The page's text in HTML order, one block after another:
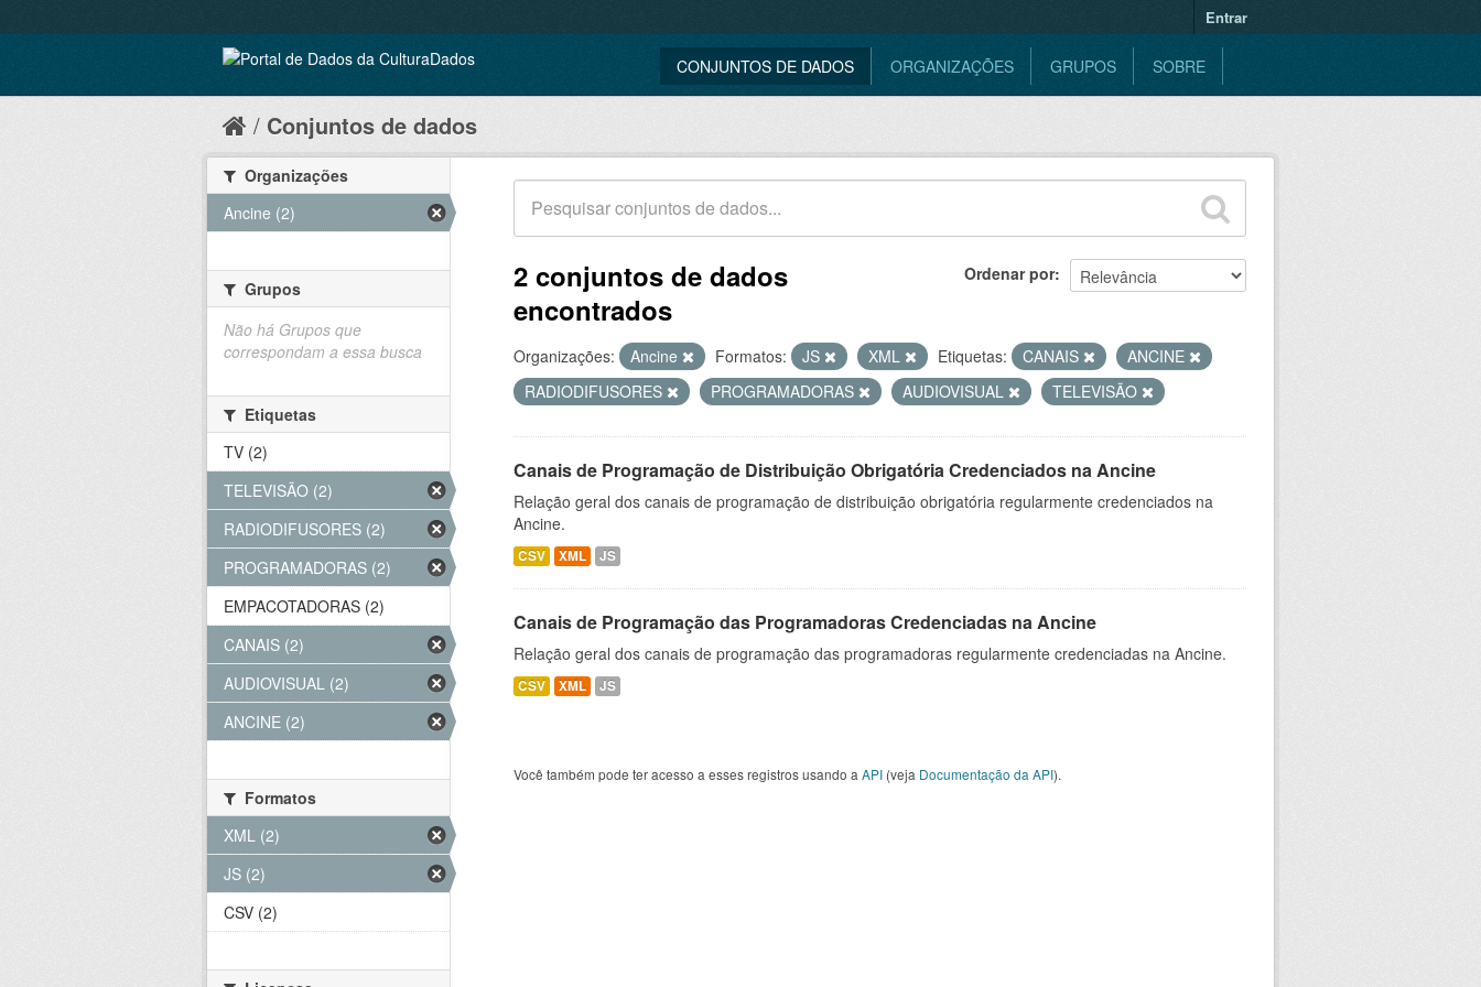
Entrar
CONJUNTOS DE DADOS ORGANIZAÇÕES GRUPOS SOBRE
Conjuntos de dados
Ordenar por
2 conjuntos de dados
encontrados
Organizações: Ancine Formatos: JS XML Etiquetas: CANAIS
ANCINE
RADIODIFUSORES
PROGRAMADORAS AUDIOVISUAL TELEVISÃO
Canais de Programação de Distribuição Obrigatória Credenciados na Ancine
Relação geral dos canais de programação de distribuição obrigatória regularmente credenciados na
Ancine.
CSV XML JS
Canais de Programação das Programadoras Credenciadas na Ancine
Relação geral dos canais de programação das programadoras regularmente credenciadas na Ancine.
CSV XML JS
Você também pode ter acesso a esses registros usando a API (veja Documentação da API).
Organizações
Ancine (2)
Grupos
Não há Grupos que
correspondam a essa busca
Etiquetas
TV (2)
TELEVISÃO (2)
RADIODIFUSORES (2)
PROGRAMADORAS (2)
EMPACOTADORAS (2)
CANAIS (2)
AUDIOVISUAL (2)
ANCINE (2)
Formatos
XML (2)
JS (2)
CSV (2)